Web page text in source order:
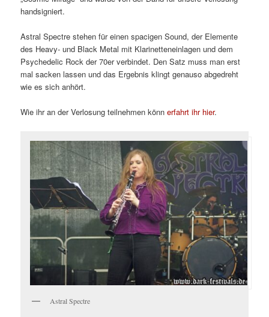
handsigniert.
Astral Spectre stehen für einen spacigen Sound, der Elemente
des Heavy- und Black Metal mit Klarinetteneinlagen und dem
Psychedelic Rock der 70er verbindet. Den Satz muss man erst
mal sacken lassen und das Ergebnis klingt genauso abgedreht
wie es sich anhört.
Wie ihr an der Verlosung teilnehmen könnerfahrt ihr hier.
Astral Spectre